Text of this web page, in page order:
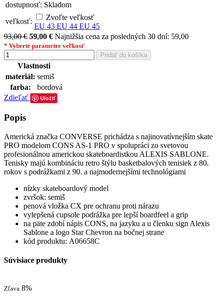
dostupnosť: Skladom
veľkosť:
Zvoľte veľkosť
EU 43 EU 44 EU 45
93,00 € 59,00 € Najnižšia cena za posledných 30 dní: 59,00
* Vyberte parametre veľkosť
Pridať do košíka
Vlastnosti
materiál: semiš
farba:
bordová
Zdieľať
Uložiť
Popis
Americká značka CONVERSE prichádza s najinovatívnejším skate
PRO modelom CONS AS-1 PRO v spolupráci zo svetovou
profesionálnou americkou skateboardistkou ALEXIS SABLONE.
Tenisky majú kombináciu retro štýlu basketbalových tenisiek z 80.
rokov s podrážkami z 90. a najmodernejšími technológiami
nízky skateboardový model
zvršok: semiš
penová vložka CX pre ochranu proti nárazu
vylepšená cupsole podrážka pre lepší boardfeel a grip
na päte zdobí nápis CONS, na jazyku a u členku sign Alexis
Sablone a logo Star Chevron na bočnej strane
kód produktu: A06658C
Súvisiace produkty
Zľava 8%